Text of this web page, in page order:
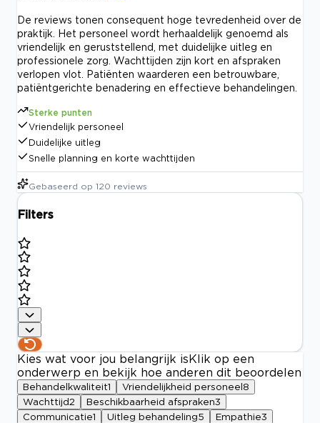
De reviews tonen consequent hoge tevredenheid over de
praktijk. Het personeel wordt herhaaldelijk genoemd als
vriendelijk en geruststellend, met duidelijke uitleg en
professionele zorg. Wachttijden zijn kort en afspraken
verlopen vlot. Patiënten waarderen een betrouwbare,
patiëntgerichte benadering en effectieve behandelingen.
Sterke punten
Vriendelijk personeel
Duidelijke uitleg
Snelle planning en korte wachttijden
Gebaseerd op 120 reviews
Filters
Kies wat voor jou belangrijk is Klik op een
onderwerp en bekijk hoe anderen dit beoordelen
Behandelkwaliteit1 Vriendelijkheid personeel 8
Wachttijd2 Beschikbaarheid afspraken3
Communicatie1 Uitleg behandeling5 Empathie3